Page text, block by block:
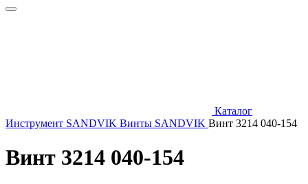
Каталог
Инструмент SANDVIK Винты SANDVIK Винт 3214 040-154
Винт 3214 040-154